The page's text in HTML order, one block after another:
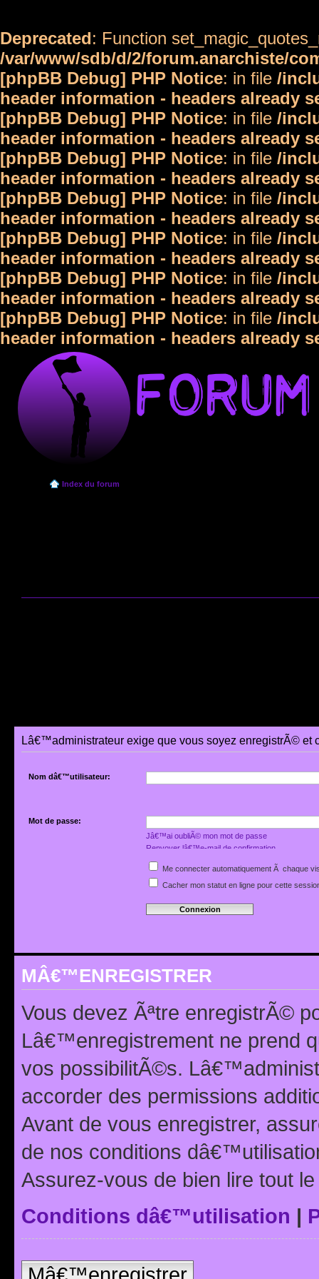
Deprecated: Function
/var/www/sdb/d/2/forum.anarchiste/
[phpBB Debug] PHP Notice: in file /
header information - headers already
[phpBB Debug] PHP Notice: in file /
header information - headers already
[phpBB Debug] PHP Notice: in file /
header information - headers already
[phpBB Debug] PHP Notice: in file /
header information - headers already
[phpBB Debug] PHP Notice: in file /
header information - headers already
[phpBB Debug] PHP Notice: in file /
header information - headers already
[phpBB Debug] PHP Notice: in file /
header information - headers already
Index du forum
Lâ€™administrateur exige que vous soyez enregistrÃ©
Nom dâ€™utilisateur:
Mot de passe:
Jâ€™ai oubliÃ© mon mot de passe
Renvoyer lâ€™e-mail de confirmation
Me connecter automatiquement Ã chaque
Cacher mon statut en ligne pour cette
MÂ€™ENREGISTRER
Vous devez Ãªtre enregistrÃ©
Lâ€™enregistrement ne prend
vos possibilitÃ©s.
accorder des permissions
Avant de vous enregistrer,
de nos conditions
Assurez-vous de bien lire tout
Conditions dâ€™utilisation |
Mâ€™enregistrer